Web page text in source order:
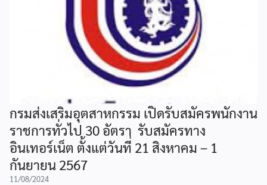
กรมส่งเสริมอุตสาหกรรม เปิดรับสมัครพนักงาน
ราชการทั่วไป 30 อัตรา รับสมัครทาง
อินเทอร์เน็ต ตั้งแต่วันที่ 21 สิงหาคม – 1
กันยายน 2567
11/08/2024